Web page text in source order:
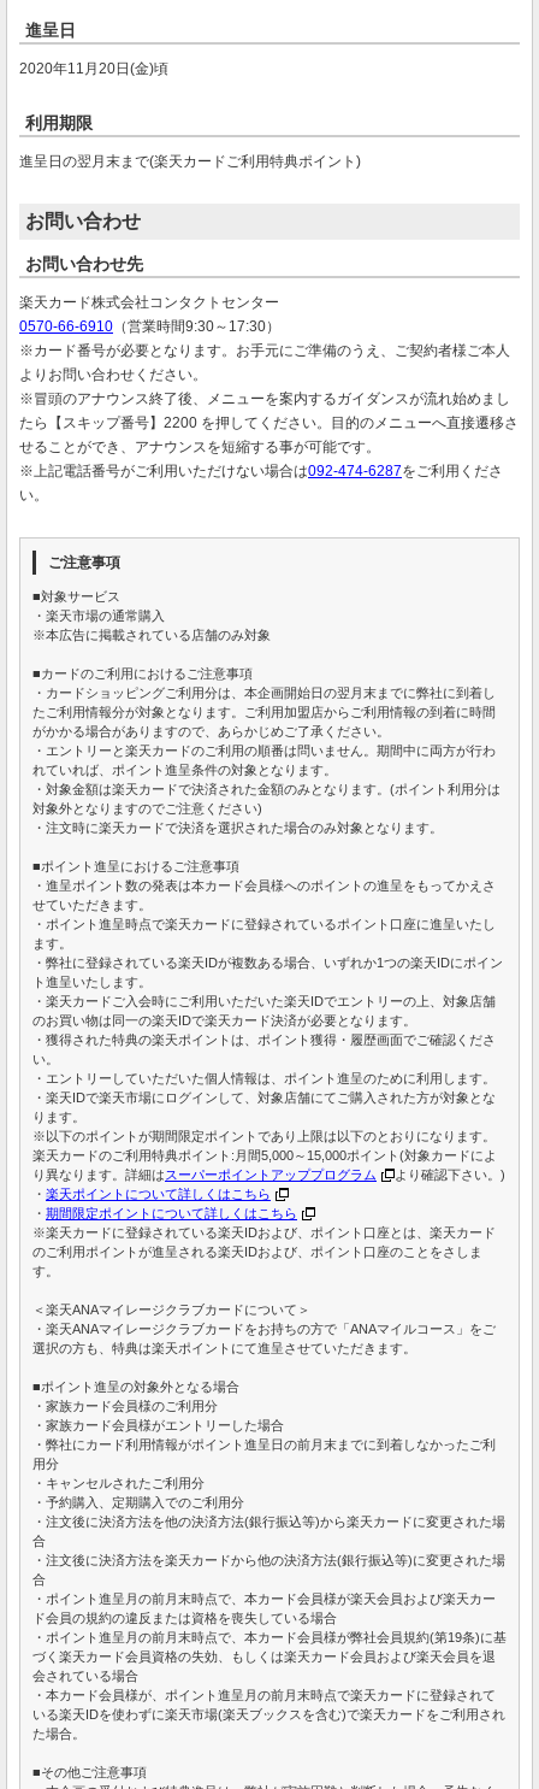
進呈日
2020年11月20日(金)頃
利用期限
進呈日の翌月末まで(楽天カードご利用特典ポイント)
お問い合わせ
お問い合わせ先
楽天カード株式会社コンタクトセンター
0570-66-6910 （営業時間9:30～17:30）
※カード番号が必要となります。お手元にご準備のうえ、ご契約者様ご本人
よりお問い合わせください。
※冒頭のアナウンス終了後、メニューを案内するガイダンスが流れ始めまし
たら【スキップ番号】2200 を押してください。目的のメニューへ直接遷移さ
せることができ、アナウンスを短縮する事が可能です。
※上記電話番号がご利用いただけない場合は092-474-6287をご利用くださ
い。
ご注意事項
■対象サービス
・楽天市場の通常購入
※本広告に掲載されている店舗のみ対象
■カードのご利用におけるご注意事項
・カードショッピングご利用分は、本企画開始日の翌月末までに弊社に到着し
たご利用情報分が対象となります。ご利用加盟店からご利用情報の到着に時間
がかかる場合がありますので、あらかじめご了承ください。
・エントリーと楽天カードのご利用の順番は問いません。期間中に両方が行わ
れていれば、ポイント進呈条件の対象となります。
・対象金額は楽天カードで決済された金額のみとなります。(ポイント利用分は
対象外となりますのでご注意ください)
・注文時に楽天カードで決済を選択された場合のみ対象となります。
■ポイント進呈におけるご注意事項
・進呈ポイント数の発表は本カード会員様へのポイントの進呈をもってかえさ
せていただきます。
・ポイント進呈時点で楽天カードに登録されているポイント口座に進呈いたし
ます。
・弊社に登録されている楽天IDが複数ある場合、いずれか1つの楽天IDにポイン
ト進呈いたします。
・楽天カードご入会時にご利用いただいた楽天IDでエントリーの上、対象店舗
のお買い物は同一の楽天IDで楽天カード決済が必要となります。
・獲得された特典の楽天ポイントは、ポイント獲得・履歴画面でご確認くださ
い。
・エントリーしていただいた個人情報は、ポイント進呈のために利用します。
・楽天IDで楽天市場にログインして、対象店舗にてご購入された方が対象とな
ります。
※以下のポイントが期間限定ポイントであり上限は以下のとおりになります。
楽天カードのご利用特典ポイント:月間5,000～15,000ポイント(対象カードによ
り異なります。詳細はスーパーポイントアッププログラム
より確認下さい。)
・ 楽天ポイントについて詳しくはこちら
・ 期間限定ポイントについて詳しくはこちら
※楽天カードに登録されている楽天IDおよび、ポイント口座とは、楽天カード
のご利用ポイントが進呈される楽天IDおよび、ポイント口座のことをさしま
す。
＜楽天ANAマイレージクラブカードについて＞
・楽天ANAマイレージクラブカードをお持ちの方で「ANAマイルコース」をご
選択の方も、特典は楽天ポイントにて進呈させていただきます。
■ポイント進呈の対象外となる場合
・家族カード会員様のご利用分
・家族カード会員様がエントリーした場合
・弊社にカード利用情報がポイント進呈日の前月末までに到着しなかったご利
用分
・キャンセルされたご利用分
・予約購入、定期購入でのご利用分
・注文後に決済方法を他の決済方法(銀行振込等)から楽天カードに変更された場
合
・注文後に決済方法を楽天カードから他の決済方法(銀行振込等)に変更された場
合
・ポイント進呈月の前月末時点で、本カード会員様が楽天会員および楽天カー
ド会員の規約の違反または資格を喪失している場合
・ポイント進呈月の前月末時点で、本カード会員様が弊社会員規約(第19条)に基
づく楽天カード会員資格の失効、もしくは楽天カード会員および楽天会員を退
会されている場合
・本カード会員様が、ポイント進呈月の前月末時点で楽天カードに登録されて
いる楽天IDを使わずに楽天市場(楽天ブックスを含む)で楽天カードをご利用され
た場合。
■その他ご注意事項